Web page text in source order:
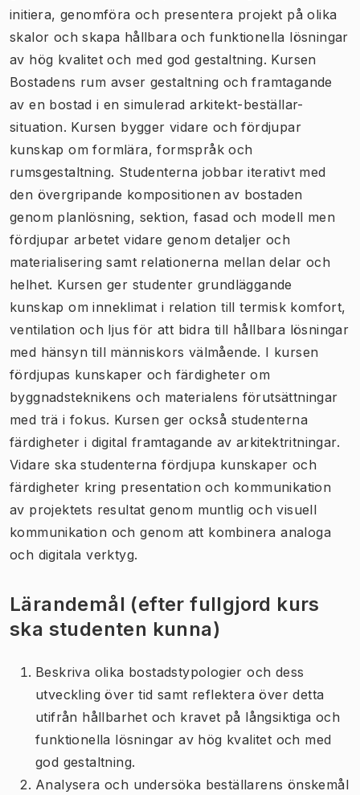
initiera, genomföra och presentera projekt på olika
skalor och skapa hållbara och funktionella lösningar
av hög kvalitet och med god gestaltning. Kursen
Bostadens rum avser gestaltning och framtagande
av en bostad i en simulerad arkitekt-beställar-
situation. Kursen bygger vidare och fördjupar
kunskap om formlära, formspråk och
rumsgestaltning. Studenterna jobbar iterativt med
den övergripande kompositionen av bostaden
genom planlösning, sektion, fasad och modell men
fördjupar arbetet vidare genom detaljer och
materialisering samt relationerna mellan delar och
helhet. Kursen ger studenter grundläggande
kunskap om inneklimat i relation till termisk komfort,
ventilation och ljus för att bidra till hållbara lösningar
med hänsyn till människors välmående. I kursen
fördjupas kunskaper och färdigheter om
byggnadsteknikens och materialens förutsättningar
med trä i fokus. Kursen ger också studenterna
färdigheter i digital framtagande av arkitektritningar.
Vidare ska studenterna fördjupa kunskaper och
färdigheter kring presentation och kommunikation
av projektets resultat genom muntlig och visuell
kommunikation och genom att kombinera analoga
och digitala verktyg.
Lärandemål (efter fullgjord kurs
ska studenten kunna)
Beskriva olika bostadstypologier och dess
utveckling över tid samt reflektera över detta
utifrån hållbarhet och kravet på långsiktiga och
funktionella lösningar av hög kvalitet och med
god gestaltning.
Analysera och undersöka beställarens önskemål